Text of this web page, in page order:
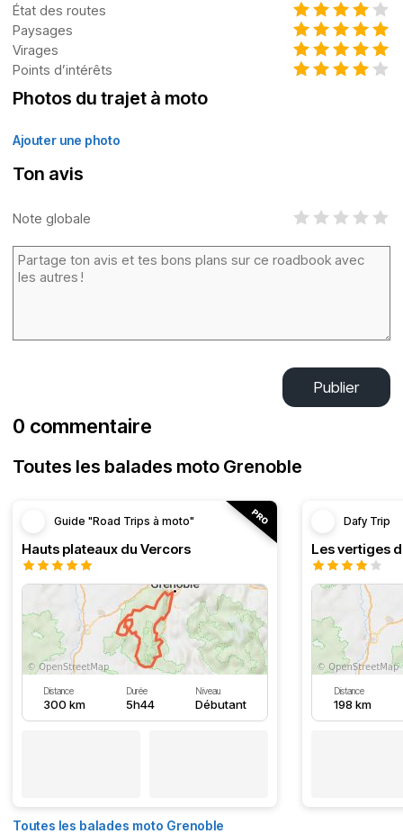
État des routes
Paysages
Virages
Points d’intérêts
Photos du trajet à moto
Ajouter une photo
Ton avis
Note globale
Publier
0 commentaire
Toutes les balades moto Grenoble
Guide "Road Trips à moto"
Hauts plateaux du Vercors
Distance
300 km
Durée
5h44
Niveau
Débutant
Dafy Trip
Les vertiges
Distance
198 km
Toutes les balades moto Grenoble